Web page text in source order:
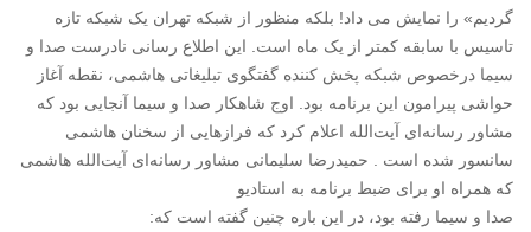
گردیم» را نمایش می داد! بلکه منظور از شبکه تهران یک شبکه تازه
تاسیس با سابقه کمتر از یک ماه است. این اطلاع رسانی نادرست صدا و
سیما درخصوص شبکه پخش کننده گفتگوی تبلیغاتی هاشمی، نقطه آغاز
حواشی پیرامون این برنامه بود. اوج شاهکار صدا و سیما آنجایی بود که
مشاور رسانه‌ای آیت‌الله اعلام کرد که فرازهایی از سخنان هاشمی
سانسور شده است . حمیدرضا سلیمانی مشاور رسانه‌ای آیت‌الله هاشمی
که همراه او برای ضبط برنامه به استادیو
صدا و سیما رفته بود، در این باره چنین گفته است که: